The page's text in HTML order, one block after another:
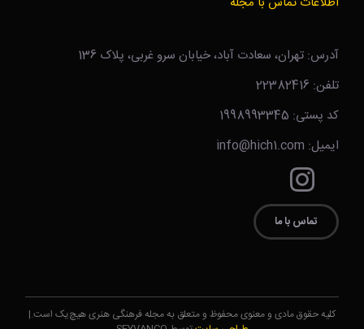
آدرس: تهران، سعادت آباد، خیابان سرو غربی، پلاک 136
تلفن: 22382416
کد پستی: 1998993345
ایمیل: info@hich1.com
تماس با ما
کلیه حقوق مادی و معنوی محفوظ و متعلق به مجله فرهنگی هنری هیچ‌یک است.|